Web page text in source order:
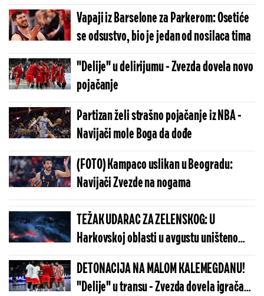
Vapaji iz Barselone za Parkerom: Osetiće
se odsustvo, bio je jedan od nosilaca tima
"Delije" u delirijumu - Zvezda dovela novo
pojačanje
Partizan želi strašno pojačanje iz NBA -
Navijači mole Boga da dođe
(FOTO) Kampaco uslikan u Beogradu:
Navijači Zvezde na nogama
TEŽAK UDARAC ZA ZELENSKOG: U
Harkovskoj oblasti u avgustu uništeno
više od 100 „baba jaga“
DETONACIJA NA MALOM KALEMEGDANU!
"Delije" u transu - Zvezda dovela igrača